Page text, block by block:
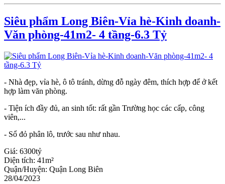
Siêu phẩm Long Biên-Vỉa hè-Kinh doanh-
Văn phòng-41m2- 4 tầng-6.3 Tỷ
- Nhà đẹp, vỉa hè, ô tô tránh, dừng đỗ ngày đêm, thích hợp để ở kết
hợp làm văn phòng.
- Tiện ích đầy đủ, an sinh tốt: rất gần Trường học các cấp, công
viên,...
- Sổ đỏ phân lô, trước sau như nhau.
Giá: 6300tỷ
Diện tích: 41m²
Quận/Huyện: Quận Long Biên
28/04/2023